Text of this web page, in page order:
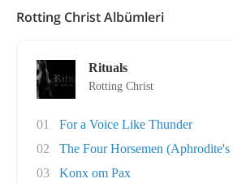
Rotting Christ Albümleri
Rituals
Rotting Christ
01
For a Voice Like Thunder
02
The Four Horsemen
03
Konx om Pax